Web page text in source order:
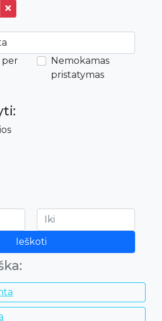
per
Nemokamas
pristatymas
Ieškoti